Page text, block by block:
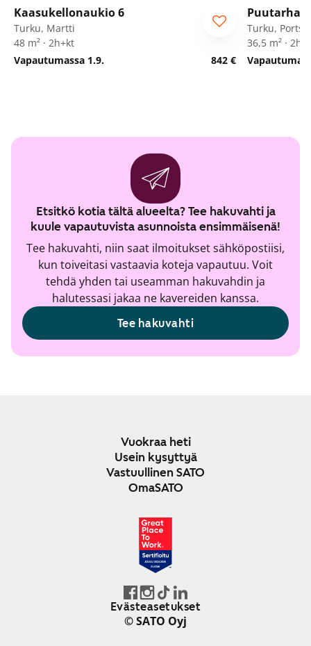
Kaasukellonaukio 6
Turku, Martti
48 m² · 2h+kt
Vapautumassa 1.9.
842 €
Turku, Portsa
36,5 m² ·
Etsitkö kotia tältä alueelta? Tee hakuvahti ja
kuule vapautuvista asunnoista ensimmäisenä!
Tee hakuvahti, niin saat ilmoitukset sähköpostiisi,
kun toiveitasi vastaavia koteja vapautuu. Voit
tehdä yhden tai useamman hakuvahdin ja
halutessasi jakaa ne kavereiden kanssa.
Tee hakuvahti
Vuokraa heti
Usein kysyttyä
Vastuullinen SATO
OmaSATO
JOULU 2024-2025
SUOMI
Evästeasetukset
© SATO Oyj